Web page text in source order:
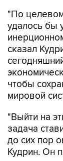
сказал
чтобы
мировой
"Выйти на
до сих пор
Кудрин. Он
темпов
проведения